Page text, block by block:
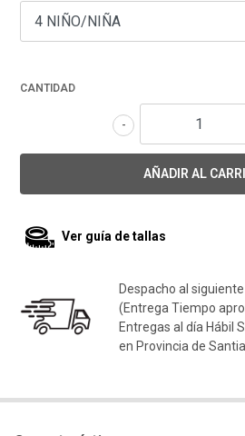
CANTIDAD
-
Ver guía de tallas
Despacho al
(Entrega Tiempo
Entregas al día Hábil
en Provincia de